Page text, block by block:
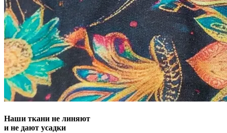
Наши ткани не линяют
и не дают усадки